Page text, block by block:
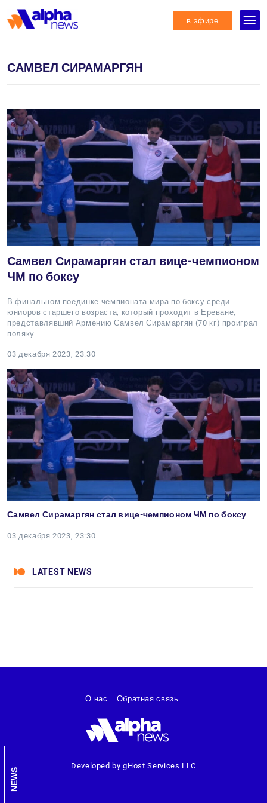
в эфире
САМВЕЛ СИРАМАРГЯН
Самвел Сирамаргян стал вице-чемпионом
ЧМ по боксу
В финальном поединке чемпионата мира по боксу среди
юниоров старшего возраста, который проходит в Ереване,
представлявший Армению Самвел Сирамаргян (70 кг) проиграл
поляку…
03 декабря 2023, 23:30
Самвел Сирамаргян стал вице-чемпионом ЧМ по боксу
03 декабря 2023, 23:30
LATEST NEWS
NEWS
Developed by gHost Services LLC
О нас Обратная связь